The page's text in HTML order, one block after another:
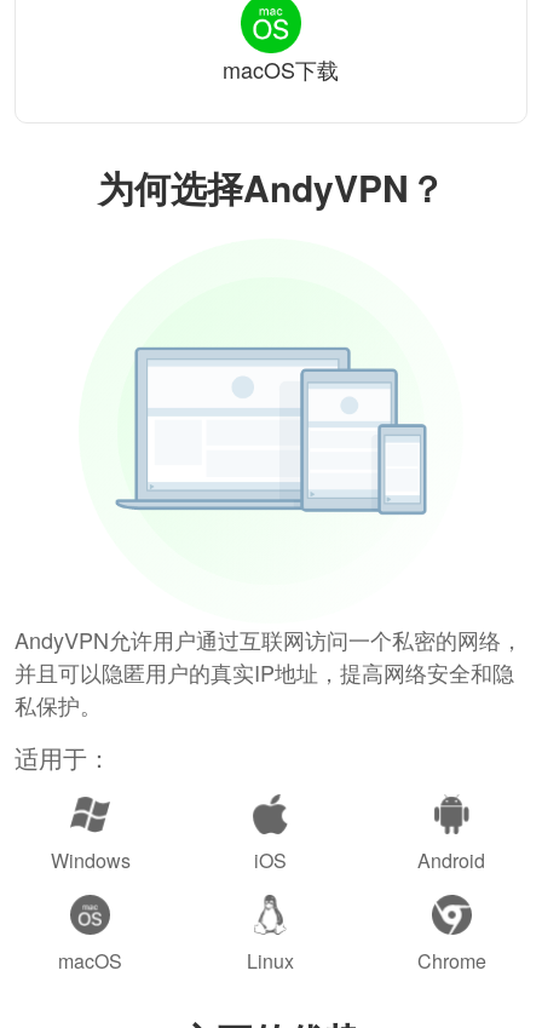
为何选择AndyVPN？
AndyVPN允许用户通过互联网访问一个私密的网络，
并且可以隐匿用户的真实IP地址，提高网络安全和隐
私保护。
适用于：
Windows iOS Android
macOS Linux Chrome
macOS下载